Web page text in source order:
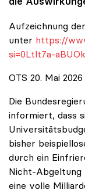
Aufzeichnung
unter https://
si=0Ltlt7a-
OTS 20. Mai 2026
Die
informiert, dass
bisher
durch ein
Nicht-Abgeltung
eine volle